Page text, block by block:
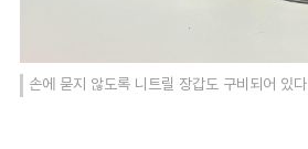
손에 묻지 않도록 니트릴 장갑도 구비되어 있다